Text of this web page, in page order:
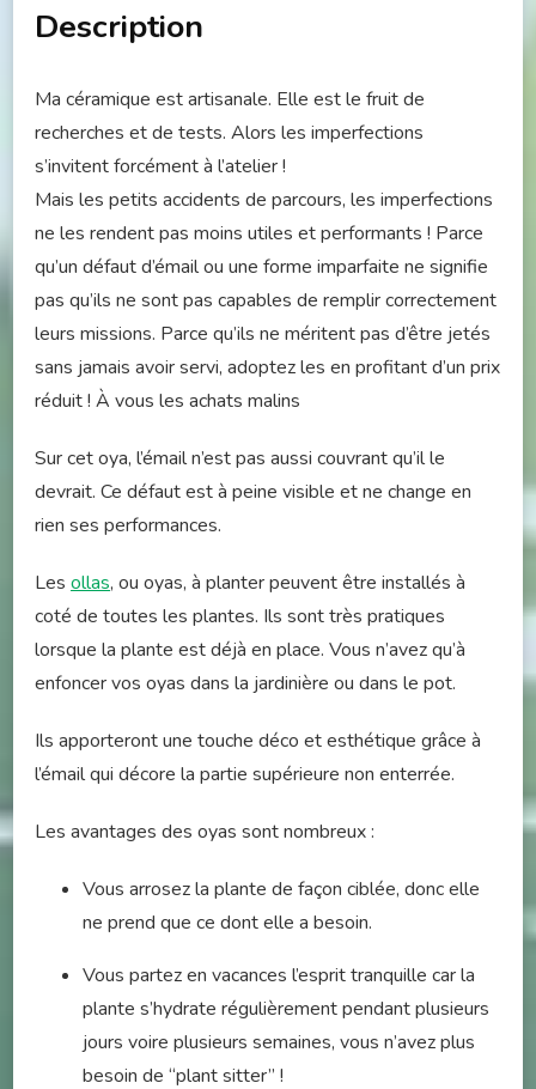
Description
Ma céramique est artisanale. Elle est le fruit de
recherches et de tests. Alors les imperfections
s’invitent forcément à l’atelier !
Mais les petits accidents de parcours, les imperfections
ne les rendent pas moins utiles et performants ! Parce
qu’un défaut d’émail ou une forme imparfaite ne signifie
pas qu’ils ne sont pas capables de remplir correctement
leurs missions. Parce qu’ils ne méritent pas d’être jetés
sans jamais avoir servi, adoptez les en profitant d’un prix
réduit ! À vous les achats malins
Sur cet oya, l’émail n’est pas aussi couvrant qu’il le
devrait. Ce défaut est à peine visible et ne change en
rien ses performances.
Les ollas, ou oyas, à planter peuvent être installés à
coté de toutes les plantes. Ils sont très pratiques
lorsque la plante est déjà en place. Vous n’avez qu’à
enfoncer vos oyas dans la jardinière ou dans le pot.
Ils apporteront une touche déco et esthétique grâce à
l’émail qui décore la partie supérieure non enterrée.
Les avantages des oyas sont nombreux :
Vous arrosez la plante de façon ciblée, donc elle
ne prend que ce dont elle a besoin.
Vous partez en vacances l’esprit tranquille car la
plante s’hydrate régulièrement pendant plusieurs
jours voire plusieurs semaines, vous n’avez plus
besoin de “plant sitter” !